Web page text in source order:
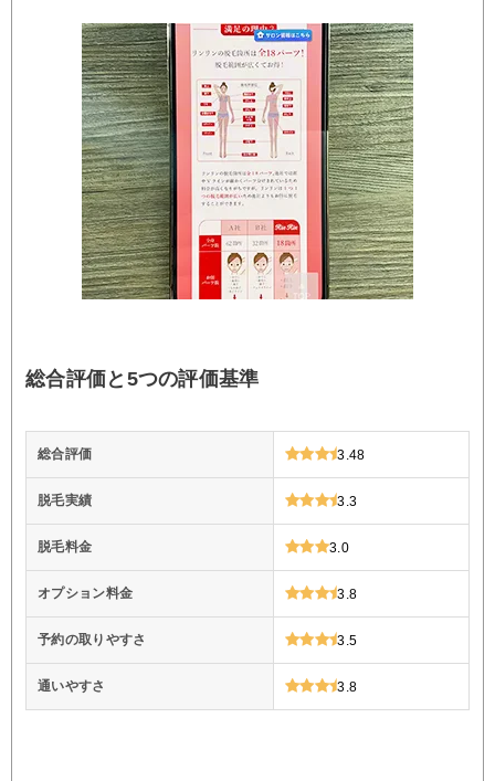
総合評価と5つの評価基準
総合評価 3.48
脱毛実績 3.3
脱毛料金 3.0
オプション料金 3.8
予約の取りやすさ 3.5
通いやすさ 3.8